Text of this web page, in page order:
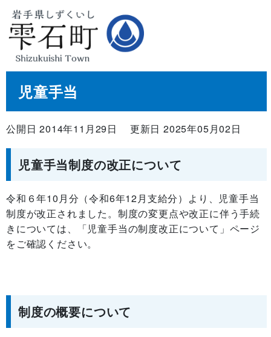
児童手当
公開日 2014年11月29日 更新日 2025年05月02日
児童手当制度の改正について
令和６年10月分（令和6年12月支給分）より、児童手当
制度が改正されました。制度の変更点や改正に伴う手続
きについては、「児童手当の制度改正について」ページ
をご確認ください。
制度の概要について